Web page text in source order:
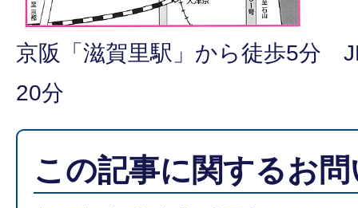
京阪「滋賀里駅」から徒歩5分
20分
この記事に関するお